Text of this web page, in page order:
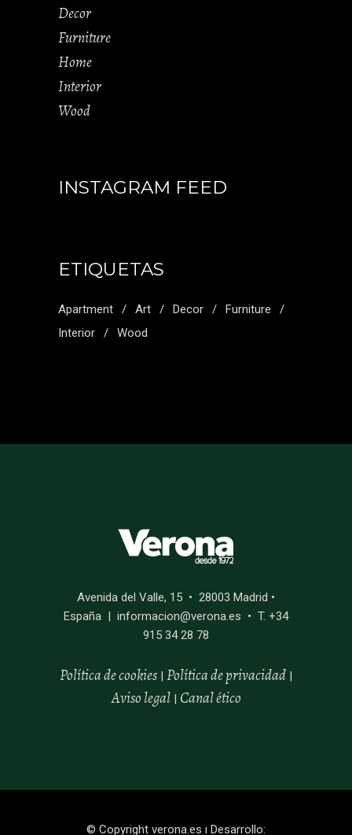
Decor
Furniture
Home
Interior
Wood
INSTAGRAM FEED
ETIQUETAS
Apartment Art Decor
Furniture
Interior
Wood
Avenida del Valle, 15 • 28003 Madrid •
España | informacion@verona.es • T. +34
915 34 28 78
Política de cookies | Política de privacidad |
Aviso legal | Canalético
© Copyright verona.es ı Desarrollo: